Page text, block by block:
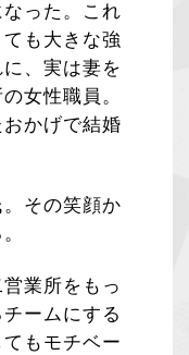
った。これ
も大きな強
、実は妻を
女性職員。
かげで結婚
その笑顔か
業所をもっ
ームにする
もモチベー